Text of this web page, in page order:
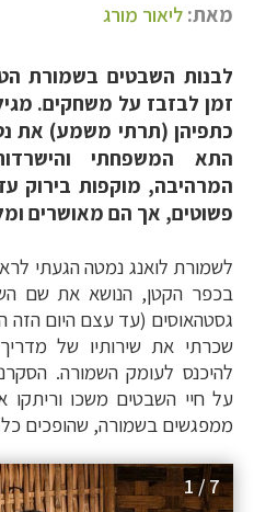
מאת: ליאור מורג
לבנות השבטים בשמורת
זמן לבזבז על משחקים.
כתפיהן (תרתי משמע) את
התא המשפחתי
המרהיבה, מוקפות בירוק
פשוטים, אך הם מאושרים
לשמורת לואנג נמטה הגעתי
בכפר הקטן, הנושא את שם
גסטהאוסים (עד עצם היום
שכרתי את שירותיו של
להיכנס לעומק השמורה.
על חיי השבטים משכו וריתקו
ממפגשים בשמורה, שהופכים
1 / 7